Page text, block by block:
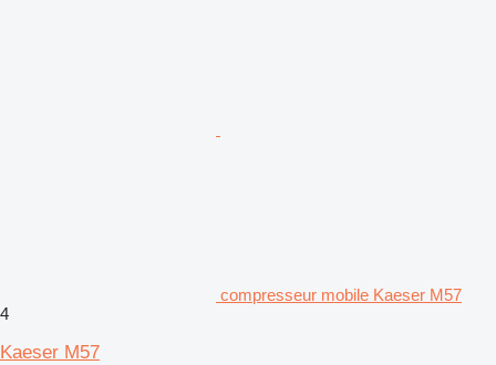
compresseur mobile Kaeser M57
4
Kaeser M57